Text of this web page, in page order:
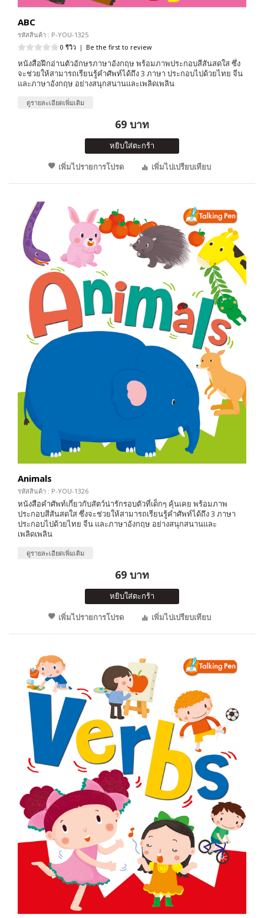
ABC
รหัสสินค้า : P-YOU-1325
0 รีวิว | Be the first to review
หนังสือฝึกอ่านตัวอักษรภาษาอังกฤษ พร้อมภาพประกอบสีสันสดใส ซึ่ง
จะช่วยให้สามารถเรียนรู้คำศัพท์ได้ถึง 3 ภาษา ประกอบไปด้วยไทย จีน
และภาษาอังกฤษ อย่างสนุกสนานและเพลิดเพลิน
ดูรายละเอียดเพิ่มเติม
69 บาท
หยิบใส่ตะกร้า
เพิ่มไปรายการโปรด
เพิ่มไปเปรียบเทียบ
Animals
รหัสสินค้า : P-YOU-1326
หนังสือคำศัพท์เกี่ยวกับสัตว์น่ารักรอบตัวที่เด็กๆ คุ้นเคย พร้อมภาพ
ประกอบสีสันสดใส ซึ่งจะช่วยให้สามารถเรียนรู้คำศัพท์ได้ถึง 3 ภาษา
ประกอบไปด้วยไทย จีน และภาษาอังกฤษ อย่างสนุกสนานและ
เพลิดเพลิน
ดูรายละเอียดเพิ่มเติม
69 บาท
หยิบใส่ตะกร้า
เพิ่มไปรายการโปรด
เพิ่มไปเปรียบเทียบ